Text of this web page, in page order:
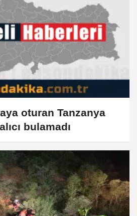
oturan Tanzanya
bulamadı